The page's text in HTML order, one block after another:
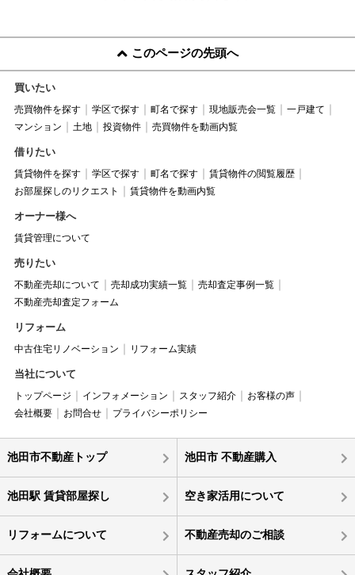
このページの先頭へ
買いたい
売買物件を探す 学区で探す 町名で探す 現地販売会一覧
一戸建て
マンション
土地 投資物件 売買物件を動画内覧
借りたい
賃貸物件を探す 学区で探す 町名で探す
賃貸物件の閲覧履歴
お部屋探しのリクエスト
賃貸物件を動画内覧
オーナー様へ
賃貸管理について
売りたい
不動産売却について 売却成功実績一覧
売却査定事例一覧
不動産売却査定フォーム
リフォーム
中古住宅リノベーション リフォーム実績
当社について
トップページ インフォメーション スタッフ紹介
お客様の声
会社概要
お問合せ プライバシーポリシー
池田市不動産トップ 池田市 不動産購入
池田駅 賃貸部屋探し 空き家活用について
リフォームについて 不動産売却のご相談